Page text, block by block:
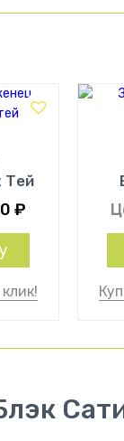
Тей
₽